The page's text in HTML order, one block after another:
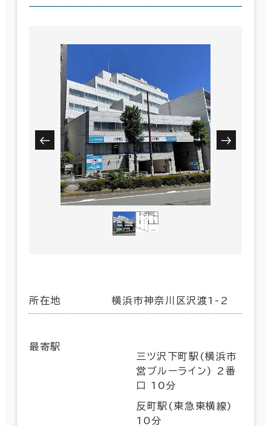
所在地 横浜市神奈川区沢渡1-2
最寄駅
三ツ沢下町駅(横浜市
営ブルーライン) 2番
口 10分
反町駅(東急東横線)
10分